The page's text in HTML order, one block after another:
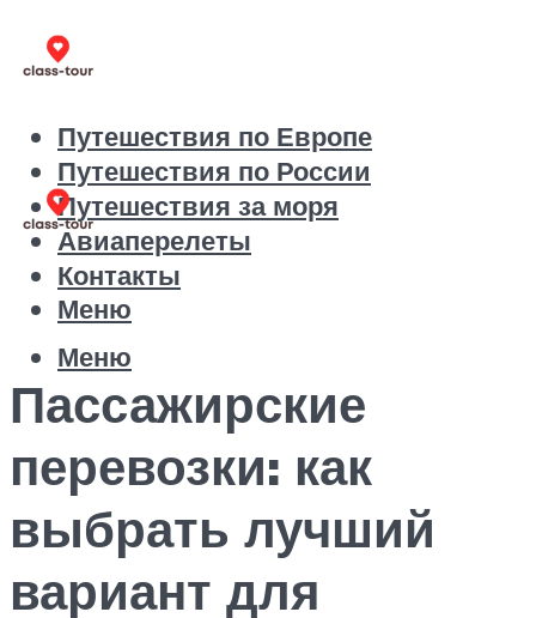
Путешествия по Европе
Путешествия по России
Путешествия за моря
Авиаперелеты
Контакты
Меню
Меню
Пассажирские
перевозки: как
выбрать лучший
вариант для